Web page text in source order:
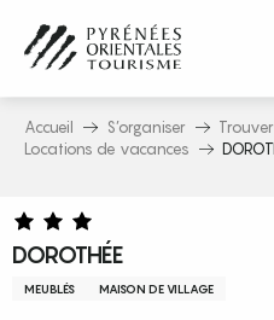
contenu
principal
Accueil S’organiser
Locations de vacances
DOROTHÉE
MEUBLÉS MAISON DE VILLAGE